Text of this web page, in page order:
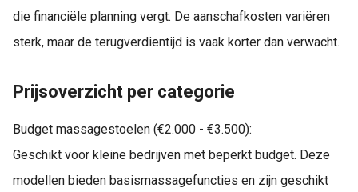
die financiële planning vergt. De aanschafkosten variëren
sterk, maar de terugverdientijd is vaak korter dan verwacht.
Prijsoverzicht per categorie
Budget massagestoelen (€2.000 - €3.500):
Geschikt voor kleine bedrijven met beperkt budget. Deze
modellen bieden basismassagefuncties en zijn geschikt